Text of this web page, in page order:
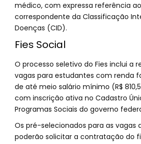
médico, com expressa referência
correspondente da Classificação
Doenças (CID).
Fies Social
O processo seletivo do Fies inclui a
vagas para estudantes com renda
de até meio salário mínimo (R$
com inscrição ativa no Cadastro
Programas Sociais do governo
Os pré-selecionados para as vagas
poderão solicitar a contratação do